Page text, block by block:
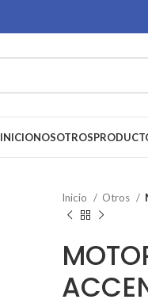
INICIONOSOTROS
Inicio Otros